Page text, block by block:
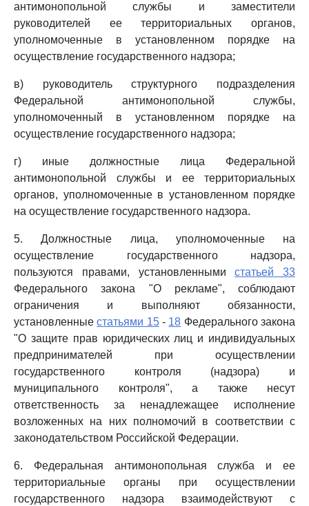
антимонопольной службы и заместители
руководителей ее территориальных органов,
уполномоченные в установленном порядке на
осуществление государственного надзора;
в) руководитель структурного подразделения
Федеральной антимонопольной службы,
уполномоченный в установленном порядке на
осуществление государственного надзора;
г) иные должностные лица Федеральной
антимонопольной службы и ее территориальных
органов, уполномоченные в установленном порядке
на осуществление государственного надзора.
5. Должностные лица, уполномоченные на
осуществление государственного надзора,
пользуются правами, установленнымистатьей 33
Федерального закона "О рекламе", соблюдают
ограничения и выполняют обязанности,
установленныестатьями 15- 18 Федерального закона
"О защите прав юридических лиц и индивидуальных
предпринимателей при осуществлении
государственного контроля (надзора) и
муниципального контроля", а также несут
ответственность за ненадлежащее исполнение
возложенных на них полномочий в соответствии с
законодательством Российской Федерации.
6. Федеральная антимонопольная служба и ее
территориальные органы при осуществлении
государственного надзора взаимодействуют с